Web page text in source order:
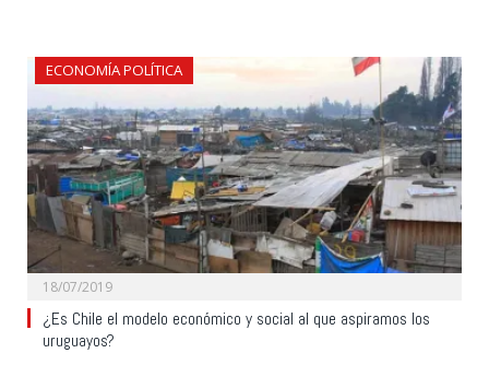
ECONOMÍA POLÍTICA
18/07/2019
¿Es Chile el modelo económico y social al que aspiramos los
uruguayos?